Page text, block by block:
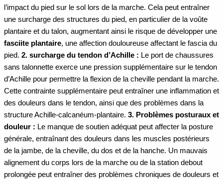
l’impact du pied sur le sol lors de la marche. Cela peut entraîner
une surcharge des structures du pied, en particulier de la voûte
plantaire et du talon, augmentant ainsi le risque de développer une
fasciite plantaire, une affection douloureuse affectant le fascia du
pied. 2. surcharge du tendon d’Achille : Le port de chaussures
sans talonnette exerce une pression supplémentaire sur le tendon
d’Achille pour permettre la flexion de la cheville pendant la marche.
Cette contrainte supplémentaire peut entraîner une inflammation et
des douleurs dans le tendon, ainsi que des problèmes dans la
structure Achille-calcanéum-plantaire. 3. Problèmes posturaux et
douleur : Le manque de soutien adéquat peut affecter la posture
générale, entraînant des douleurs dans les muscles postérieurs
de la jambe, de la cheville, du dos et de la hanche. Un mauvais
alignement du corps lors de la marche ou de la station debout
prolongée peut entraîner des problèmes chroniques de douleurs et